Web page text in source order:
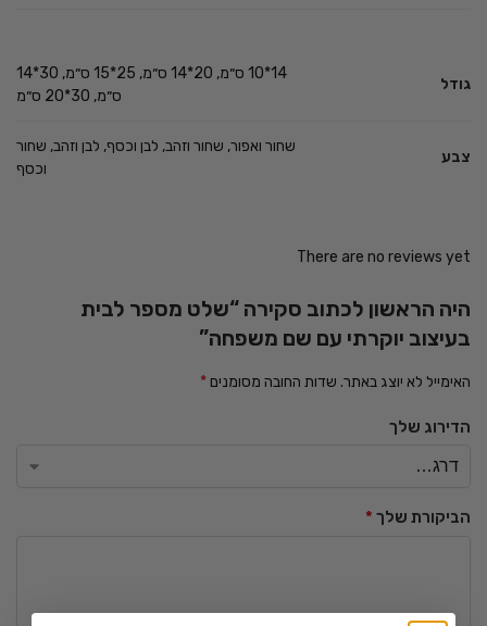
גודל
14*10 ס״מ, 20*14 ס״מ, 25*15 ס״מ, 30*14
ס״מ, 30*20 ס״מ
צבע
שחור ואפור, שחור וזהב, לבן וכסף, לבן וזהב, שחור
וכסף
There are no reviews yet
היה הראשון לכתוב סקירה “שלט מספר לבית
בעיצוב יוקרתי עם שם משפחה”
האימייל לא יוצג באתר. שדות החובה מסומנים *
הדירוג שלך
הביקורת שלך *